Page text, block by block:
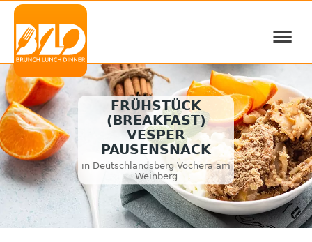
≡
FRÜHSTÜCK
(BREAKFAST)
VESPER
PAUSENSNACK
in Deutschlandsberg Vochera am
Weinberg